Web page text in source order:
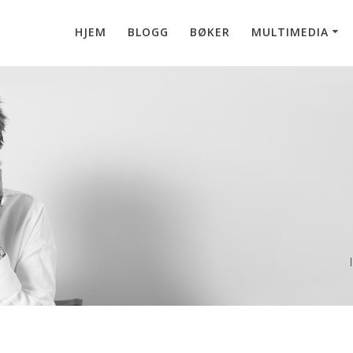
HJEM BLOGG BØKER MULTIMEDIA